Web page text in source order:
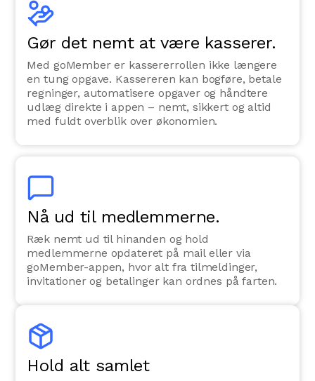
Gør det nemt at være kasserer.
Med goMember er kassererrollen ikke længere
en tung opgave. Kassereren kan bogføre, betale
regninger, automatisere opgaver og håndtere
udlæg direkte i appen – nemt, sikkert og altid
med fuldt overblik over økonomien.
Nå ud til medlemmerne.
Ræk nemt ud til hinanden og hold
medlemmerne opdateret på mail eller via
goMember-appen, hvor alt fra tilmeldinger,
invitationer og betalinger kan ordnes på farten.
Hold alt samlet